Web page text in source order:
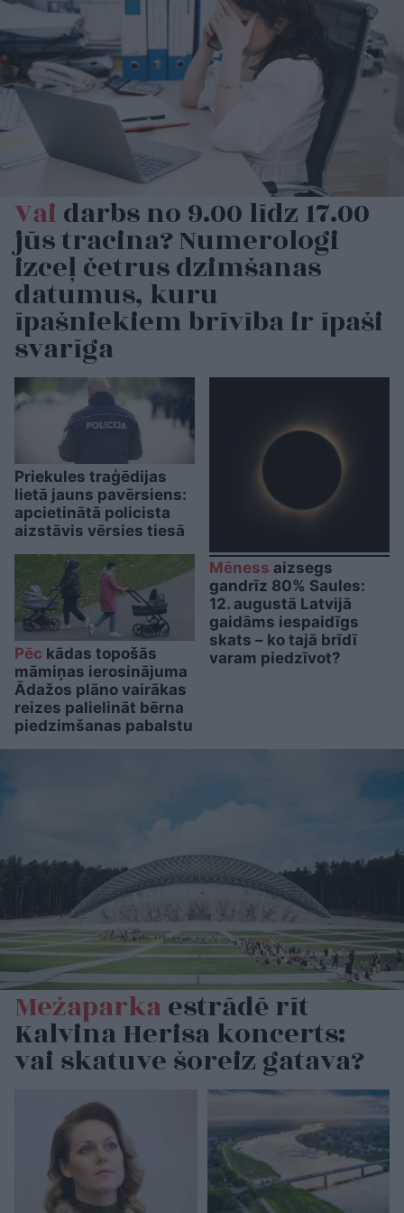
Vaidarbs no 9.00 līdz 17.00
jūs tracina? Numerologi
izceļ četrus dzimšanas
datumus, kuru
īpašniekiem brīvība ir īpaši
svarīga
Priekules traģēdijas
lietā jauns pavērsiens:
apcietinātā policista
aizstāvis vērsies tiesā
Pēc kādas topošās
māmiņas ierosinājuma
Ādažos plāno vairākas
reizes palielināt bērna
piedzimšanas pabalstu
Mēness aizsegs
gandrīz 80% Saules:
12. augustā Latvijā
gaidāms iespaidīgs
skats – ko tajā brīdī
varam piedzīvot?
Mežaparkaestrādē rīt
Kalvina Herisa koncerts:
vai skatuve šoreiz gatava?